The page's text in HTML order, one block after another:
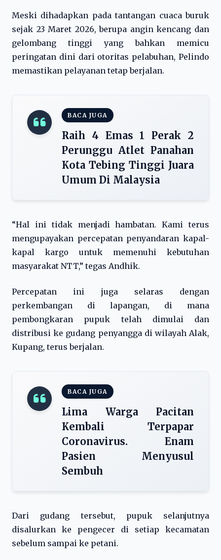
Meski dihadapkan pada tantangan cuaca buruk
sejak 23 Maret 2026, berupa angin kencang dan
gelombang tinggi yang bahkan memicu
peringatan dini dari otoritas pelabuhan, Pelindo
memastikan pelayanan tetap berjalan.
BACA JUGA
Raih 4 Emas 1 Perak 2
Perunggu Atlet Panahan
Kota Tebing Tinggi Juara
Umum Di Malaysia
“Hal ini tidak menjadi hambatan. Kami terus
mengupayakan percepatan penyandaran kapal-
kapal kargo untuk memenuhi kebutuhan
masyarakat NTT,” tegas Andhik.
Percepatan ini juga selaras dengan
perkembangan di lapangan, di mana
pembongkaran pupuk telah dimulai dan
distribusi ke gudang penyangga di wilayah Alak,
Kupang, terus berjalan.
BACA JUGA
Lima Warga Pacitan
Kembali Terpapar
Coronavirus. Enam
Pasien Menyusul
Sembuh
Dari gudang tersebut, pupuk selanjutnya
disalurkan ke pengecer di setiap kecamatan
sebelum sampai ke petani.